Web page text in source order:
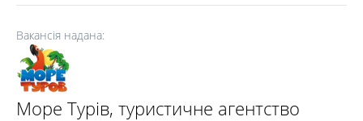
Вакансія надана:
Море Турів, туристичне агентство